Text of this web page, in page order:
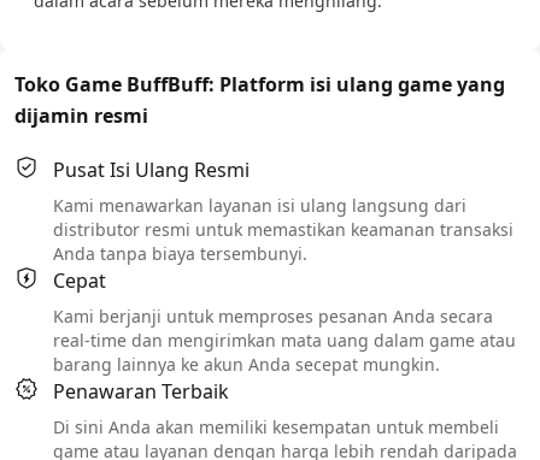
Toko Game BuffBuff: Platform isi ulang game yang
dijamin resmi
Pusat Isi Ulang Resmi
Kami menawarkan layanan isi ulang langsung dari
distributor resmi untuk memastikan keamanan transaksi
Anda tanpa biaya tersembunyi.
Cepat
Kami berjanji untuk memproses pesanan Anda secara
real-time dan mengirimkan mata uang dalam game atau
barang lainnya ke akun Anda secepat mungkin.
Penawaran Terbaik
Di sini Anda akan memiliki kesempatan untuk membeli
game atau layanan dengan harga lebih rendah daripada